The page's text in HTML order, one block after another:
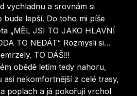
vychladnu a srovnám si
bude lepší. Do toho mi píše
„MĚL JSI TO JAKO HLAVNÍ
TO NEDÁT“ Rozmysli si…
TO DÁŠ!!!
obědě letím tedy nahoru,
asi nekomfortnější z celé trasy,
poplach a já pokořují vrchol